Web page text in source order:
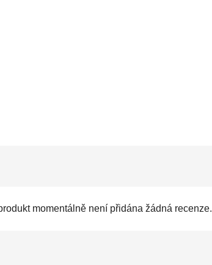
momentálně není přidána žádná recenze.